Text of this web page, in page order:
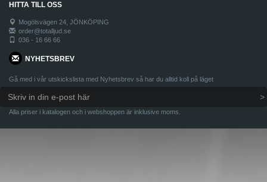
HITTA TILL OSS
Mogölsvägen 24, JÖNKÖPING
order@totalljud.se
036 - 16 66 66
NYHETSBREV
Gå med i vår utskickslista med Nyhetsbrev så har du alltid koll på läget
Alla priser i katalogen och i webshoppen är inklusive moms.